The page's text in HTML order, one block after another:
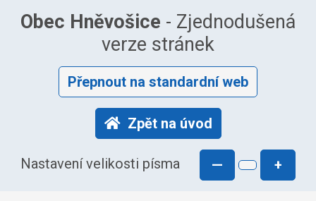
Obec Hněvošice - Zjednodušená
verze stránek
Přepnout na standardní web
Zpět na úvod
Nastavení velikosti písma — +